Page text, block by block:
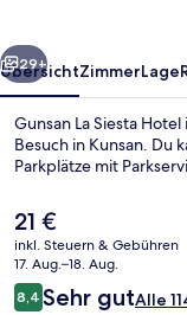
Weiter
29+
ÜbersichtZimmerLage
Gunsan La Siesta
Besuch in Kunsan. Du
Parkplätze mit
Der
aktuelle
Preis
beträgt
21 €.
21 €
inkl. Steuern & Gebühren
17. Aug.–18. Aug.
Bewertungen
8,48,4 von 10.
Sehr gutAlle